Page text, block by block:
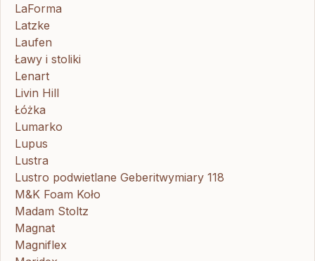
LaForma
Latzke
Laufen
Ławy i stoliki
Lenart
Livin Hill
Łóżka
Lumarko
Lupus
Lustra
Lustro podwietlane Geberitwymiary 118
M&K Foam Koło
Madam Stoltz
Magnat
Magniflex